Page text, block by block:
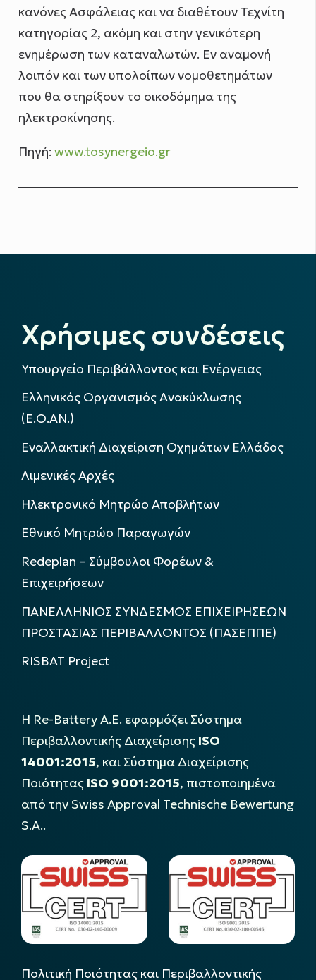
κανόνες Ασφάλειας και να διαθέτουν Τεχνίτη
κατηγορίας 2, ακόμη και στην γενικότερη
ενημέρωση των καταναλωτών. Εν αναμονή
λοιπόν και των υπολοίπων νομοθετημάτων
που θα στηρίξουν το οικοδόμημα της
ηλεκτροκίνησης.
Πηγή:www.tosynergeio.gr
Χρήσιμες συνδέσεις
Υπουργείο Περιβάλλοντος και Ενέργειας
Ελληνικός Οργανισμός Ανακύκλωσης
(Ε.Ο.ΑΝ.)
Εναλλακτική Διαχείριση Οχημάτων Ελλάδος
Λιμενικές Αρχές
Ηλεκτρονικό Μητρώο Αποβλήτων
Εθνικό Μητρώο Παραγωγών
Redeplan – Σύμβουλοι Φορέων &
Επιχειρήσεων
ΠΑΝΕΛΛΗΝΙΟΣ ΣΥΝΔΕΣΜΟΣ ΕΠΙΧΕΙΡΗΣΕΩΝ
ΠΡΟΣΤΑΣΙΑΣ ΠΕΡΙΒΑΛΛΟΝΤΟΣ (ΠΑΣΕΠΠΕ)
RISBAT Project
Η Re-Battery Α.Ε. εφαρμόζει Σύστημα
Περιβαλλοντικής Διαχείρισης ISO
14001:2015, και Σύστημα Διαχείρισης
Ποιότητας ISO 9001:2015, πιστοποιημένα
από την Swiss Approval Technische Bewertung
S.A..
Πολιτική Ποιότητας και Περιβαλλοντικής